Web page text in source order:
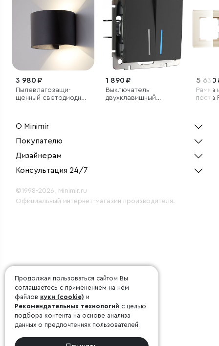
3 980 ₽
Пылевлагозащи­
щенный светодиодный
IP54
1 890 ₽
Выключатель
двухклавишный
5 630
Рамка
поста
О Minimir
Покупателю
Дизайнерам
Консультация 24/7
©1998-2026, Minimir.ru
Официальный интернет-магазин производителя.
Продолжая пользоваться сайтом Вы
соглашаетесь с применением на нём
файлов куки (cookie) и
Рекомендательных технологий с целью
подбора контента на основе анализа
данных о предпочтениях пользователей.